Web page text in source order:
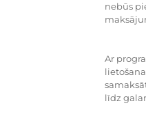
nebūs
Ar
līdz